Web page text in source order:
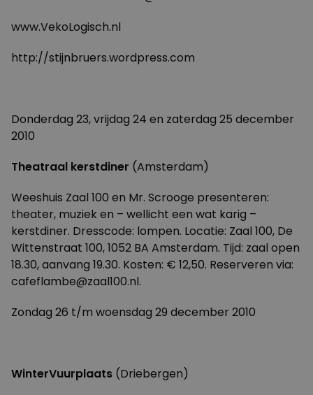
www.VekoLogisch.nl
http://stijnbruers.wordpress.com
Donderdag 23, vrijdag 24 en zaterdag 25 december
2010
Theatraal kerstdiner (Amsterdam)
Weeshuis Zaal 100 en Mr. Scrooge presenteren:
theater, muziek en – wellicht een wat karig –
kerstdiner. Dresscode: lompen. Locatie: Zaal 100, De
Wittenstraat 100, 1052 BA Amsterdam. Tijd: zaal open
18.30, aanvang 19.30. Kosten: € 12,50. Reserveren via:
cafeflambe@zaal100.nl.
Zondag 26 t/m woensdag 29 december 2010
WinterVuurplaats (Driebergen)